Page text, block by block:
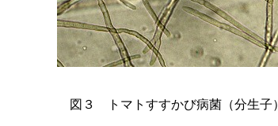
図 ３ トマトすすかび病菌（分生子）